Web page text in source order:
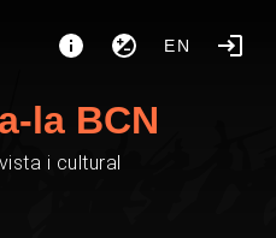
EN
la BCN
i cultural